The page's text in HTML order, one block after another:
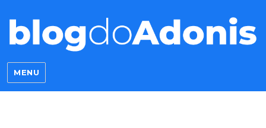
Blog do Adonis
MENU